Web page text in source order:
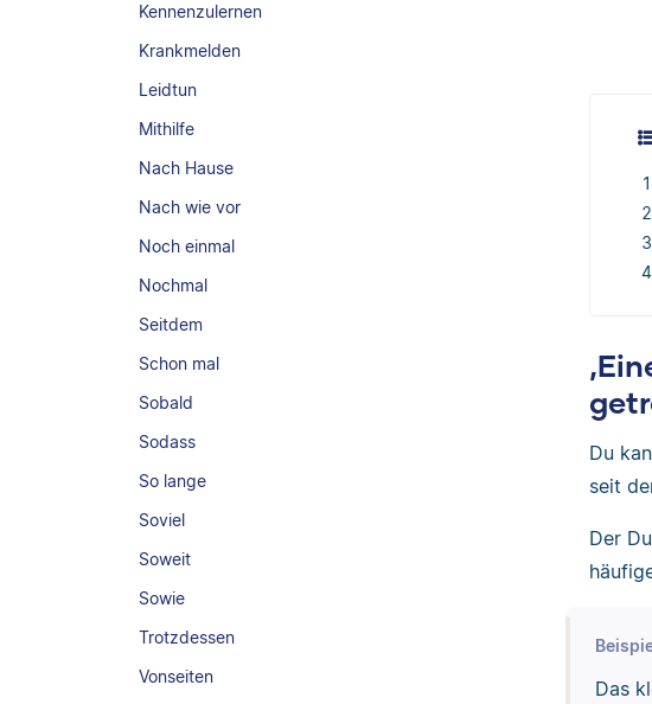
Kennenzulernen
Krankmelden
Leidtun
Mithilfe
Nach Hause
Nach wie vor
Noch einmal
Nochmal
Seitdem
Schon mal
Sobald
Sodass
So lange
Soviel
Soweit
Sowie
Trotzdessen
Vonseiten
Du
seit
Der
Das